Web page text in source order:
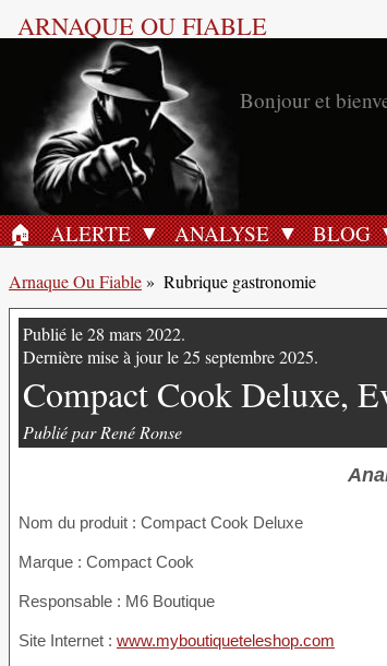
ARNAQUE OU FIABLE
ACCUEIL
🏠︎ ALERTE ANALYSE BLOG
Arnaque Ou Fiable» Rubrique gastronomie
Publié le 28 mars 2022.
Dernière mise à jour le 25 septembre 2025.
Compact Cook Deluxe,
Publié par René Ronse
Nom du produit : Compact Cook Deluxe
Marque : Compact Cook
Responsable : M6 Boutique
Site Internet : www.myboutiqueteleshop.com